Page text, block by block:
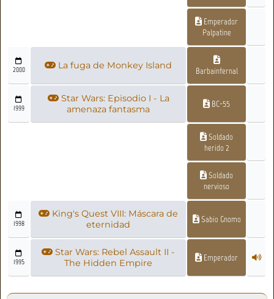
Emperador
Palpatine
2000 La fuga de Monkey Island Barbainfernal
1999
Star Wars: Episodio I - La
amenaza fantasma
BC-55
Soldado
herido 2
Soldado
nervioso
1998
King's Quest VIII: Máscara de
eternidad
Sabio Gnomo
1995
Star Wars: Rebel Assault II -
The Hidden Empire
Emperador